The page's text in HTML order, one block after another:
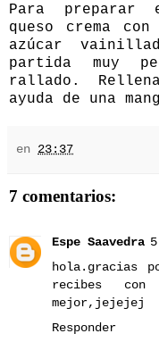
Para preparar
queso crema
azúcar
partida muy
rallado.
ayuda de una
en 23:37
7 comentarios:
Espe Saavedra
hola.gracias
recibes con
mejor,jejejej
Responder